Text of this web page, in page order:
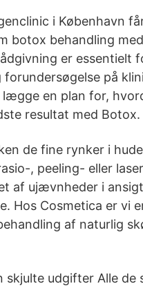
i København
botox behandling
er essentielt
forundersøgelse på
lægge en plan for,
resultat med Botox.
de fine rynker i
, peeling- eller
af ujævnheder i
Hos Cosmetica er vi
af naturlig
skjulte udgifter Alle